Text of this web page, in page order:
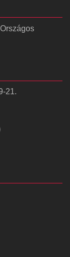
Országos
21.